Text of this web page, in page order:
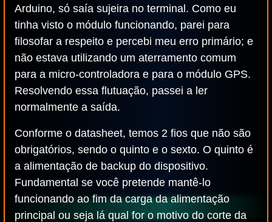
Arduino, só saía sujeira no terminal. Como eu
tinha visto o módulo funcionando, parei para
filosofar a respeito e percebi meu erro primário; e
não estava utilizando um aterramento comum
para a micro-controladora e para o módulo GPS.
Resolvendo essa flutuação, passei a ler
normalmente a saída.
Conforme o datasheet, temos 2 fios que não são
obrigatórios, sendo o quinto e o sexto. O quinto é
a alimentação de backup do dispositivo.
Fundamental se você pretende mantê-lo
funcionando ao fim da carga da alimentação
principal ou seja lá qual for o motivo do corte da